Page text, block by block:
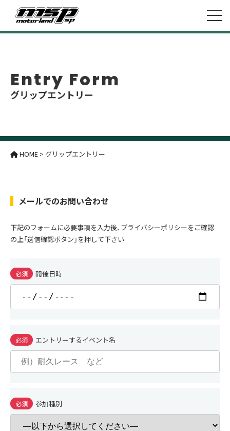
Entry Form
グリップエントリー
HOME > グリップエントリー
メールでのお問い合わせ
下記のフォームに必要事項を入力後、プライバシーポリシーをご確認
の上「送信確認ボタン」を押して下さい
必須 開催日時
必須 エントリーするイベント名
必須 参加種別